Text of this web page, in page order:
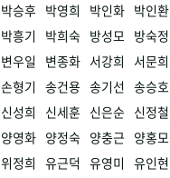
박승후 박영희 박인화 박인환
박흥기 박희숙 방성모 방숙정
변우일 변종화 서강희 서문희
손형기 송건용 송기선 송승호
신성희 신세훈 신은순 신정철
양영화 양정숙 양충근 양홍모
위정희 유근덕 유영미 유인현